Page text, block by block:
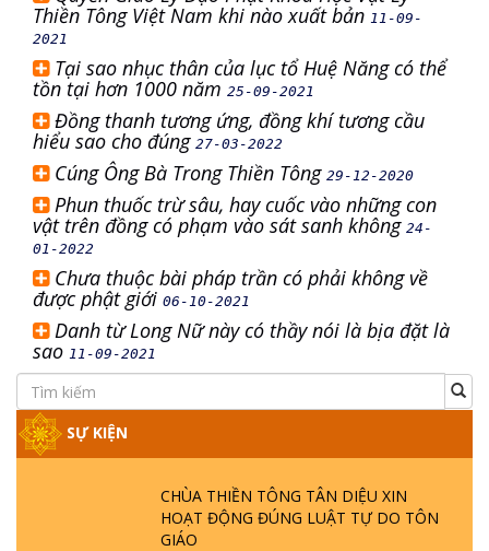
Thiền Tông Việt Nam khi nào xuất bản 11-09-
2021
Tại sao nhục thân của lục tổ Huệ Năng có thể
tồn tại hơn 1000 năm 25-09-2021
Đồng thanh tương ứng, đồng khí tương cầu
hiểu sao cho đúng 27-03-2022
Cúng Ông Bà Trong Thiền Tông 29-12-2020
Phun thuốc trừ sâu, hay cuốc vào những con
vật trên đồng có phạm vào sát sanh không 24-
01-2022
Chưa thuộc bài pháp trần có phải không về
được phật giới 06-10-2021
Danh từ Long Nữ này có thầy nói là bịa đặt là
sao 11-09-2021
SỰ KIỆN
CHÙA THIỀN TÔNG TÂN DIỆU XIN
HOẠT ĐỘNG ĐÚNG LUẬT TỰ DO TÔN
GIÁO